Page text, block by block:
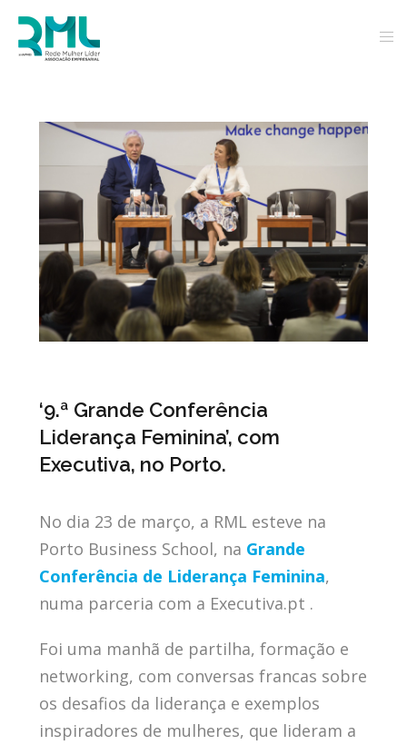
‘9.ª Grande Conferência
Liderança Feminina’, com
Executiva, no Porto.
No dia 23 de março, a RML esteve na
Porto Business School, na Grande
Conferência de Liderança Feminina,
numa parceria com a Executiva.pt .
Foi uma manhã de partilha, formação e
networking, com conversas francas sobre
os desafios da liderança e exemplos
inspiradores de mulheres, que lideram a